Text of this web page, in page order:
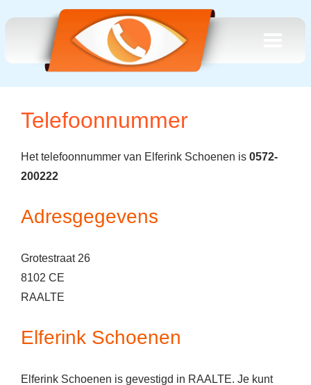
Telefoonnummer
Het telefoonnummer van Elferink Schoenen is 0572-
200222
Adresgegevens
Grotestraat 26
8102 CE
RAALTE
Elferink Schoenen
Elferink Schoenen is gevestigd in RAALTE. Je kunt